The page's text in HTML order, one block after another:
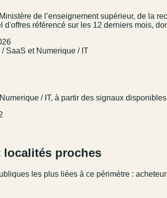
de l’enseignement supérieur, de la
référencé sur les 12 derniers mois,
SaaS et Numerique / IT
/ IT, à partir des signaux
localités proches
les plus liées à ce périmètre :